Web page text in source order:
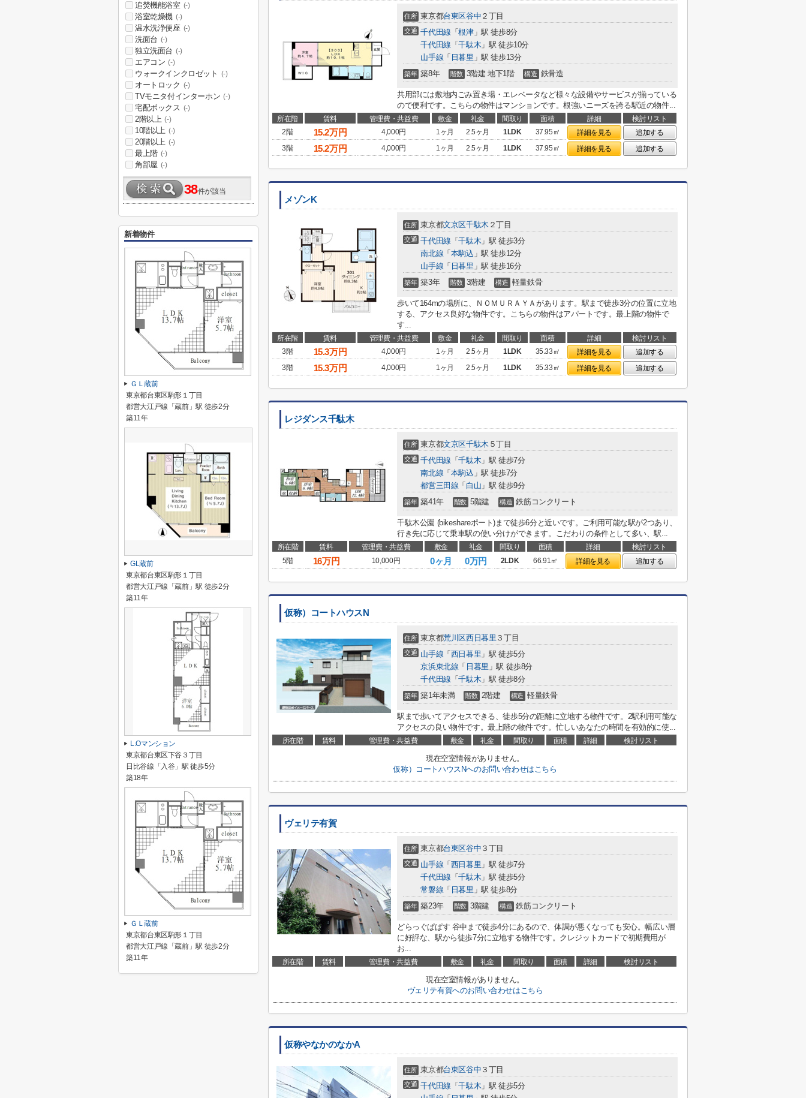
住所 東京都台東区谷中 ２丁目
交通 千代田線 「根津」駅 徒歩8分
千代田線 「千駄木 」駅 徒歩10分
山手線 「 日暮里 」駅 徒歩13分
築年 築8年 階数 3階建 地下1階 構造 鉄骨造
共用部には敷地内ごみ置き場・エレベータなど様々な設備やサービスが揃っている
ので便利です。こちらの物件はマンションです。根強いニーズを誇る駅近の物件...
所在階 賃料 管理費・共益費 敷金 礼金 間取り 面積 詳細
検討リスト
2階
15.2万円 4,000円 1ヶ月 2.5ヶ月 1LDK 37.95㎡ 詳細を見る
追加する
3階
15.2万円 4,000円 1ヶ月 2.5ヶ月 1LDK 37.95㎡ 詳細を見る 追加する
メゾンK
住所 東京都文京区千駄木 ２丁目
交通 千代田線 「千駄木 」駅 徒歩3分
南北線 「 本駒込 」駅 徒歩12分
山手線 「 日暮里 」駅 徒歩16分
築年 築3年 階数 3階建 構造 軽量鉄骨
歩いて164mの場所に、ＮＯＭＵＲＡＹＡがあります。駅まで徒歩3分の位置に立地
する、アクセス良好な物件です。こちらの物件はアパートです。最上階の物件で
す...
所在階 賃料 管理費・共益費 敷金 礼金 間取り 面積 詳細
検討リスト
3階
15.3万円 4,000円 1ヶ月 2.5ヶ月 1LDK 35.33㎡ 詳細を見る
追加する
3階
15.3万円 4,000円 1ヶ月 2.5ヶ月 1LDK 35.33㎡ 詳細を見る 追加する
レジダンス千駄木
住所 東京都文京区千駄木 ５丁目
交通 千代田線 「千駄木 」駅 徒歩7分
南北線 「 本駒込 」駅 徒歩7分
都営三田線 「 白山 」駅 徒歩9分
築年 築41年 階数 5階建 構造 鉄筋コンクリート
千駄木公園 (bikeshareポート)まで徒歩6分と近いです。ご利用可能な駅が2つあり、
行き先に応じて乗車駅の使い分けができます。こだわりの条件として多い、駅...
所在階 賃料 管理費・共益費 敷金 礼金 間取り 面積 詳細
検討リスト
5階
16万円 10,000円 0ヶ月 0万円 2LDK 66.91㎡ 詳細を見る 追加する
仮称）コートハウスN
住所 東京都荒川区西日暮里 ３丁目
交通 山手線 「 西日暮里 」駅 徒歩5分
京浜東北線 「 日暮里 」駅 徒歩8分
千代田線 「千駄木 」駅 徒歩8分
築年 築1年未満 階数 2階建 構造 軽量鉄骨
駅まで歩いてアクセスできる、徒歩5分の距離に立地する物件です。2駅利用可能な
アクセスの良い物件です。最上階の物件です。忙しいあなたの時間を有効的に使...
所在階 賃料 管理費・共益費 敷金 礼金 間取り 面積 詳細 検討リスト
現在空室情報がありません。
仮称）コートハウスNへのお問い合わせはこちら
ヴェリテ有賀
住所 東京都台東区谷中 ３丁目
交通 山手線 「 西日暮里 」駅 徒歩7分
千代田線 「千駄木 」駅 徒歩5分
常磐線 「 日暮里 」駅 徒歩8分
築年 築23年 階数 3階建 構造 鉄筋コンクリート
どらっぐぱぱす 谷中まで徒歩4分にあるので、体調が悪くなっても安心。幅広い層
に好評な、駅から徒歩7分に立地する物件です。クレジットカードで初期費用が
お...
所在階 賃料 管理費・共益費 敷金 礼金 間取り 面積 詳細 検討リスト
現在空室情報がありません。
ヴェリテ有賀へのお問い合わせはこちら
仮称やなかのなかA
住所 東京都台東区谷中 ３丁目
交通 千代田線 「千駄木 」駅 徒歩5分
追焚機能浴室 (-)
浴室乾燥機 (-)
温水洗浄便座 (-)
洗面台 (-)
独立洗面台 (-)
エアコン (-)
ウォークインクロゼット (-)
オートロック (-)
TVモニタ付インターホン (-)
宅配ボックス (-)
2階以上 (-)
10階以上 (-)
20階以上 (-)
最上階 (-)
角部屋 (-)
38件が該当
新着物件
ＧＬ蔵前
東京都台東区駒形１丁目
都営大江戸線「蔵前」駅 徒歩2分
築11年
GL蔵前
東京都台東区駒形１丁目
都営大江戸線「蔵前」駅 徒歩2分
築11年
L.Oマンション
東京都台東区下谷３丁目
日比谷線「入谷」駅 徒歩5分
築18年
ＧＬ蔵前
東京都台東区駒形１丁目
都営大江戸線「蔵前」駅 徒歩2分
築11年